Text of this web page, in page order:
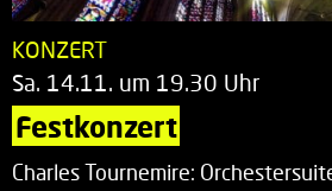
KONZERT
Sa. 14.11. um 19.30 Uhr
Festkonzert
Charles Tournemire: